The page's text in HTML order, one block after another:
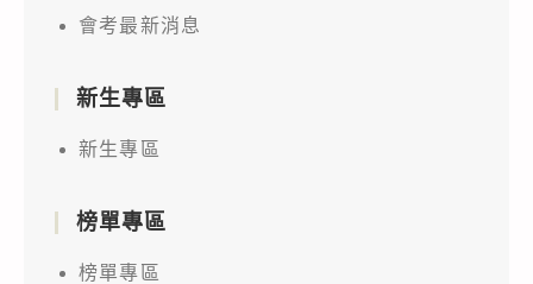
會考最新消息
新生專區
新生專區
榜單專區
榜單專區